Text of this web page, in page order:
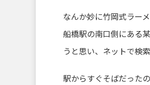
なんか妙に竹岡式ラー
船橋駅の南口側にある
うと思い、ネットで検
駅からすぐそばだった